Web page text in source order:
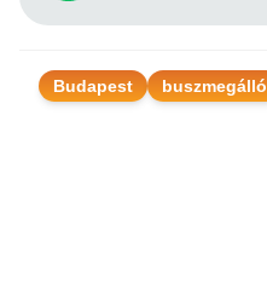
Budapest buszmegálló